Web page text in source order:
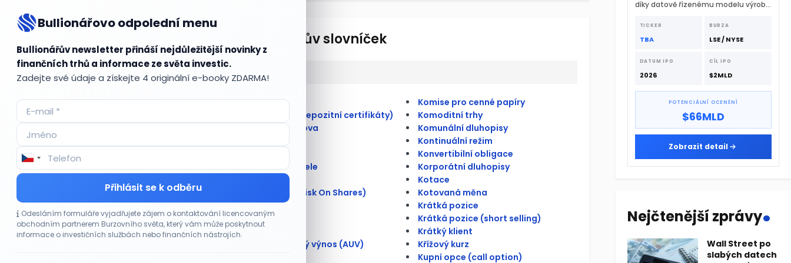
Bullionářovo odpolední menu
Bullionářův newsletter přináší nejdůležitější novinky z
finančních trhů a informace ze světa investic.
Zadejte své údaje a získejte 4 originální e-booky ZDARMA!
Přihlásit se k odběru
Odesláním formuláře vyjadřujete zájem o kontaktování licencovaným
obchodním partnerem Burzovního světa, který vám může poskytnout
informace o investičních službách nebo finančních nástrojích.
Bullionářův slovníček
Accumulate
ADR (Americké depozitní certifikáty)
Advokátní úschova
Akcie na doručitele
Akcie prioritní
Akciové riziko (Risk On Shares)
Akciové trhy
Akontace
Akvizice
Alikvotní úrokový výnos (AUV)
Komise pro cenné papíry
Komoditní trhy
Komunální dluhopisy
Kontinuální režim
Konvertibilní obligace
Korporátní dluhopisy
Kotace
Kotovaná měna
Krátká pozice
Krátká pozice (short selling)
Krátký klient
Křížový kurz
Kupní opce (call option)
díky datově řízenému modelu výroby
dodavatelskému řetězci.
TICKER
TBA
BURZA
LSE / NYSE
DATUM IPO
2026
CÍL IPO
$2MLD
POTENCIÁLNÍ OCENĚNÍ
$66MLD
Zobrazit detail
Nejčtenější zprávy.
Wall Street po
slabých datech